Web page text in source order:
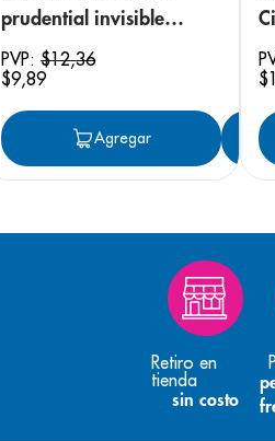
Agregar
prudential invisible
small/medium 18
unidades
PVP:$12,36
$9,89
Agregar
$
Retiro en
tienda
sin costo